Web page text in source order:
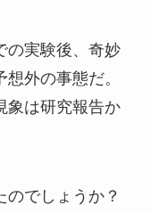
の実験後、奇妙
外の事態だ。
象は研究報告か
でしょうか？